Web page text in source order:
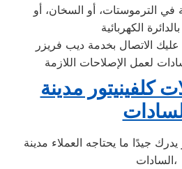
في الترموستات، أو السخان، أو
الاتصال بخدمة ديب فريزر
كلفينيتور مدينة
السادات،